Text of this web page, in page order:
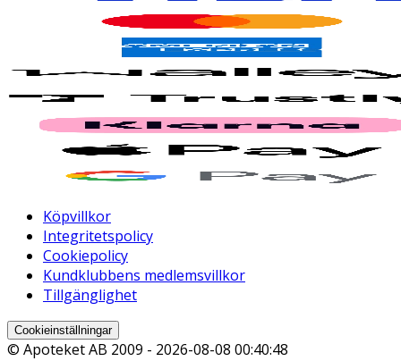
Köpvillkor
Integritetspolicy
Cookiepolicy
Kundklubbens medlemsvillkor
Tillgänglighet
Cookieinställningar
© Apoteket AB 2009 - 2026-08-08 00:40:48